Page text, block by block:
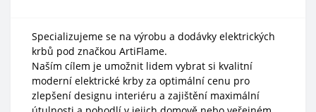
Specializujeme se na výrobu a dodávky elektrických
krbů pod značkou ArtiFlame.
Naším cílem je umožnit lidem vybrat si kvalitní
moderní elektrické krby za optimální cenu pro
zlepšení designu interiéru a zajištění maximální